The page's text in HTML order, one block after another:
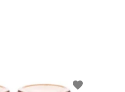
favorite